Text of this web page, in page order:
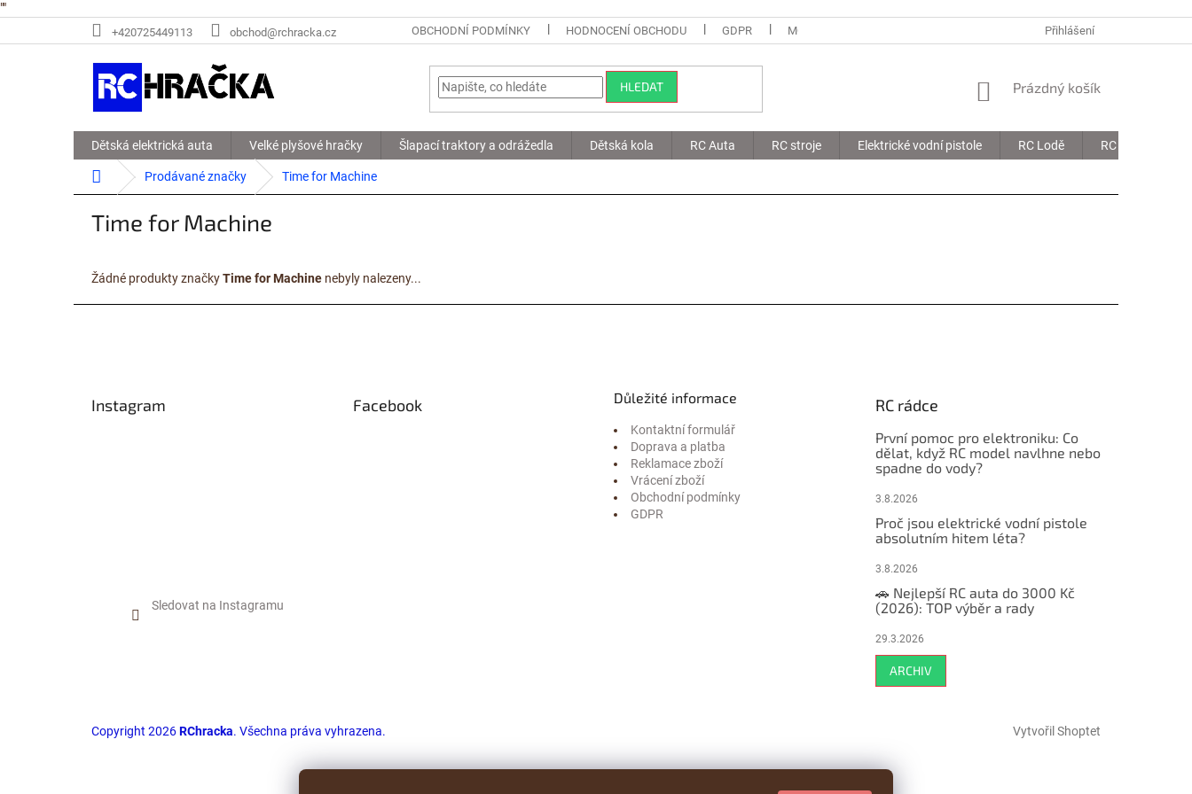
""
na
+420725449113 obchod@rchracka.cz OBCHODNÍ PODMÍNKY HODNOCENÍ OBCHODU GDPR MOJE OBJEDNÁVKA Přihlášení
HLEDAT
NÁKUPNÍ
Prázdný košík
Dětská elektrická auta Velké plyšové hračky Šlapací traktory a odrážedla Dětská kola RC Auta RC stroje Elektrické vodní pistole RC Lodě RC Drony
Domů Prodávané značky Time for Machine
Time for Machine
Žádné produkty značkyTime for Machine nebyly nalezeny...
Instagram
Sledovat na Instagramu
Facebook Důležité informace
Kontaktní formulář
Doprava a platba
Reklamace zboží
Vrácení zboží
Obchodní podmínky
GDPR
RC rádce
První pomoc pro elektroniku: Co
dělat, když RC model navlhne nebo
spadne do vody?
3.8.2026
Proč jsou elektrické vodní pistole
absolutním hitem léta?
3.8.2026
🚗 Nejlepší RC auta do 3000 Kč
(2026): TOP výběr a rady
29.3.2026
ARCHIV
Vytvořil Shoptet
Copyright 2026RChracka. Všechna práva vyhrazena.